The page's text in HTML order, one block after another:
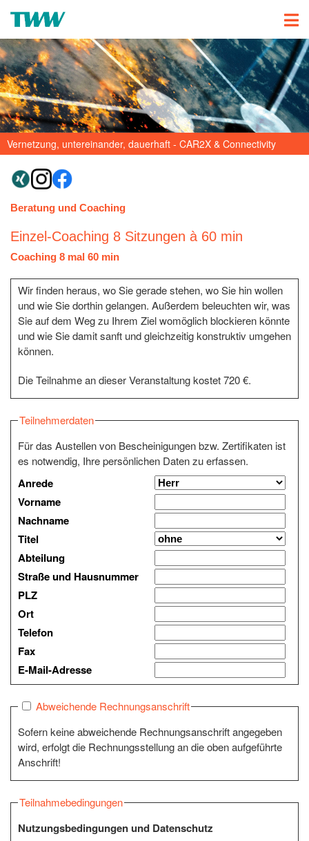
Vernetzung, untereinander, dauerhaft - CAR2X & Connectivity
Beratung und Coaching
Einzel-Coaching 8 Sitzungen à 60 min
Coaching 8 mal 60 min
Wir finden heraus, wo Sie gerade stehen, wo Sie hin wollen
und wie Sie dorthin gelangen. Außerdem beleuchten wir, was
Sie auf dem Weg zu Ihrem Ziel womöglich blockieren könnte
und wie Sie damit sanft und gleichzeitig konstruktiv umgehen
können.
Die Teilnahme an dieser Veranstaltung kostet 720 €.
Teilnehmerdaten
Für das Austellen von Bescheinigungen bzw. Zertifikaten ist
es notwendig, Ihre persönlichen Daten zu erfassen.
Anrede
Vorname
Nachname
Titel
Abteilung
Straße und Hausnummer
PLZ
Ort
Telefon
Fax
E-Mail-Adresse
Abweichende Rechnungsanschrift
Sofern keine abweichende Rechnungsanschrift angegeben
wird, erfolgt die Rechnungsstellung an die oben aufgeführte
Anschrift!
Teilnahmebedingungen
Nutzungsbedingungen und Datenschutz